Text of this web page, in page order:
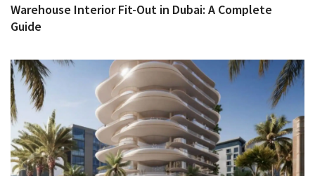
Warehouse Interior Fit-Out in Dubai: A Complete
Guide